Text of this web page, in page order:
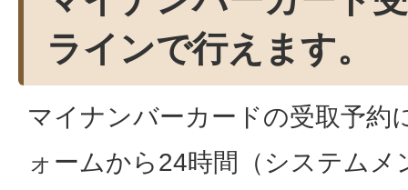
ラインで行えます。
マイナンバーカードの受取予約
ォームから24時間（システムメ